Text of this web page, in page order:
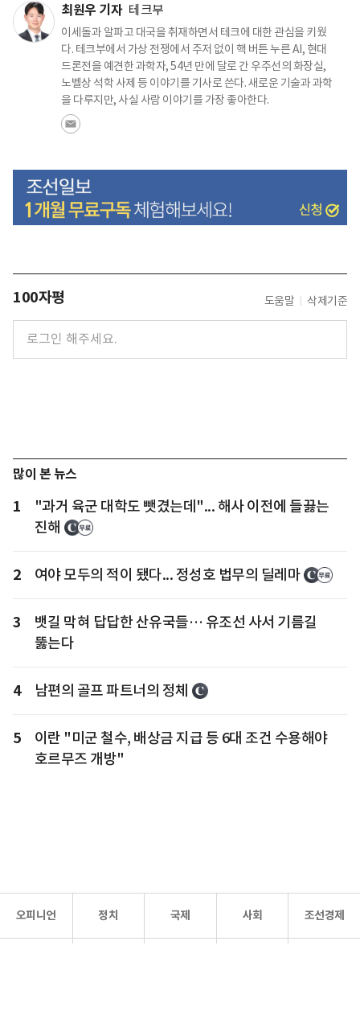
최원우 기자 테크부
이세돌과 알파고 대국을 취재하면서 테크에 대한 관심을 키웠
다. 테크부에서 가상 전쟁에서 주저 없이 핵 버튼 누른 AI, 현대
드론전을 예견한 과학자, 54년 만에 달로 간 우주선의 화장실,
노벨상 석학 사제 등 이야기를 기사로 쓴다. 새로운 기술과 과학
을 다루지만, 사실 사람 이야기를 가장 좋아한다.
100자평 도움말 삭제기준
많이 본 뉴스
1
"과거 육군 대학도 뺏겼는데"... 해사 이전에 들끓는
진해
2 여야 모두의 적이 됐다... 정성호 법무의 딜레마
3
뱃길 막혀 답답한 산유국들… 유조선 사서 기름길
뚫는다
4 남편의 골프 파트너의 정체
5
이란 "미군 철수, 배상금 지급 등 6대 조건 수용해야
호르무즈 개방"
오피니언 정치 국제 사회 조선경제